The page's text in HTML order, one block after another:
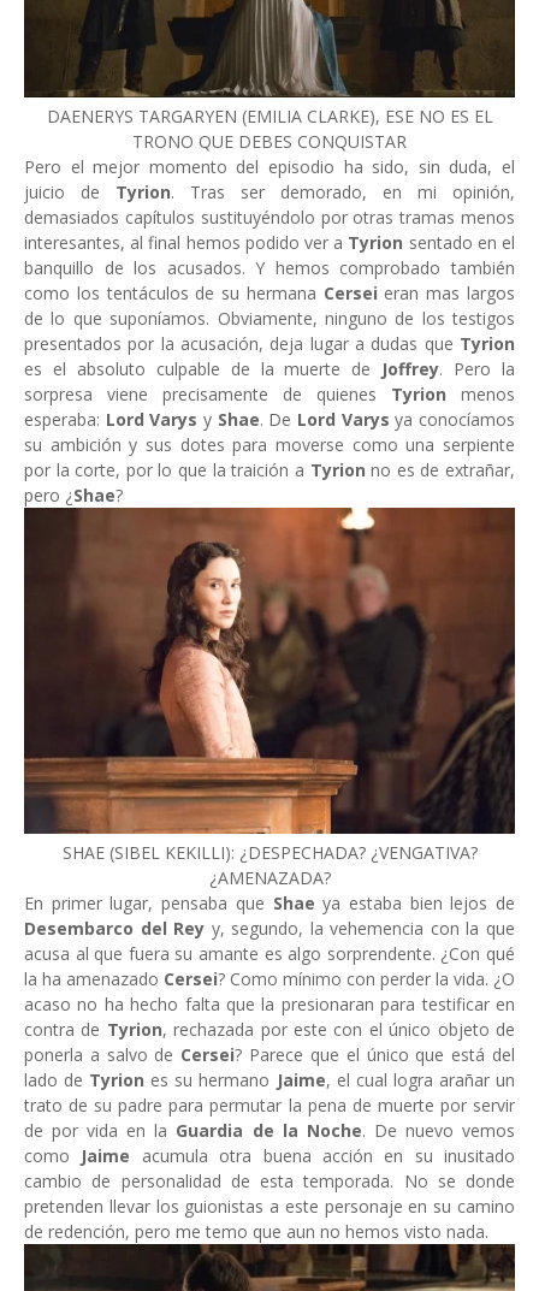
DAENERYS TARGARYEN (EMILIA CLARKE), ESE NO ES EL
TRONO QUE DEBES CONQUISTAR
Pero el mejor momento del episodio ha sido, sin duda, el
juicio de Tyrion. Tras ser demorado, en mi opinión,
demasiados capítulos sustituyéndolo por otras tramas menos
interesantes, al final hemos podido ver a Tyrion sentado en el
banquillo de los acusados. Y hemos comprobado también
como los tentáculos de su hermana Cersei eran mas largos
de lo que suponíamos. Obviamente, ninguno de los testigos
presentados por la acusación, deja lugar a dudas que Tyrion
es el absoluto culpable de la muerte de Joffrey. Pero la
sorpresa viene precisamente de quienes Tyrion menos
esperaba: Lord Varys y Shae. De Lord Varys ya conocíamos
su ambición y sus dotes para moverse como una serpiente
por la corte, por lo que la traición a Tyrionno es de extrañar,
pero ¿Shae?
SHAE (SIBEL KEKILLI): ¿DESPECHADA? ¿VENGATIVA?
¿AMENAZADA?
En primer lugar, pensaba que Shaeya estaba bien lejos de
Desembarco del Rey y, segundo, la vehemencia con la que
acusa al que fuera su amante es algo sorprendente. ¿Con qué
la ha amenazado Cersei? Como mínimo con perder la vida. ¿O
acaso no ha hecho falta que la presionaran para testificar en
contra de Tyrion, rechazada por este con el único objeto de
ponerla a salvo de Cersei? Parece que el único que está del
lado de Tyrion es su hermano Jaime, el cual logra arañar un
trato de su padre para permutar la pena de muerte por servir
de por vida en la Guardia de la Noche. De nuevo vemos
como Jaime acumula otra buena acción en su inusitado
cambio de personalidad de esta temporada. No se donde
pretenden llevar los guionistas a este personaje en su camino
de redención, pero me temo que aun no hemos visto nada.